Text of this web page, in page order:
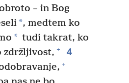
– in Bog
*, medtem ko
* tudi takrat, ko
zdržljivost, + 4
+